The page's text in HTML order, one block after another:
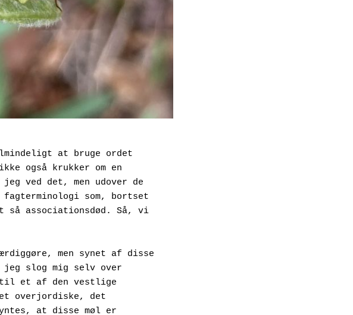
at bruge ordet
også krukker om en
ved det, men udover de
som, bortset
associationsdød. Så, vi
men synet af disse
jeg slog mig selv over
til et af den vestlige
overjordiske, det
at disse møl er